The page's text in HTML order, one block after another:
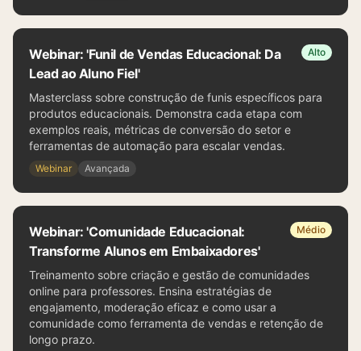
Webinar: 'Funil de Vendas Educacional: Da
Lead ao Aluno Fiel'
Alto
Masterclass sobre construção de funis específicos para
produtos educacionais. Demonstra cada etapa com
exemplos reais, métricas de conversão do setor e
ferramentas de automação para escalar vendas.
Webinar Avançada
Webinar: 'Comunidade Educacional:
Transforme Alunos em Embaixadores'
Médio
Treinamento sobre criação e gestão de comunidades
online para professores. Ensina estratégias de
engajamento, moderação eficaz e como usar a
comunidade como ferramenta de vendas e retenção de
longo prazo.